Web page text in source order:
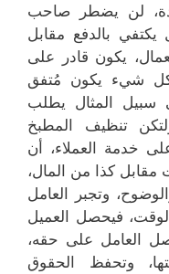
لن يضطر صاحب
يكتفي بالدفع مقابل
يكون قادر على
وكل شيء يكون مُتفق
سبيل المثال يطلب
تنظيف المطبخ
خدمة العملاء، أن
مقابل كذا من المال،
وتجبر العامل
فيحصل العميل
العامل على حقه،
وتحفظ الحقوق